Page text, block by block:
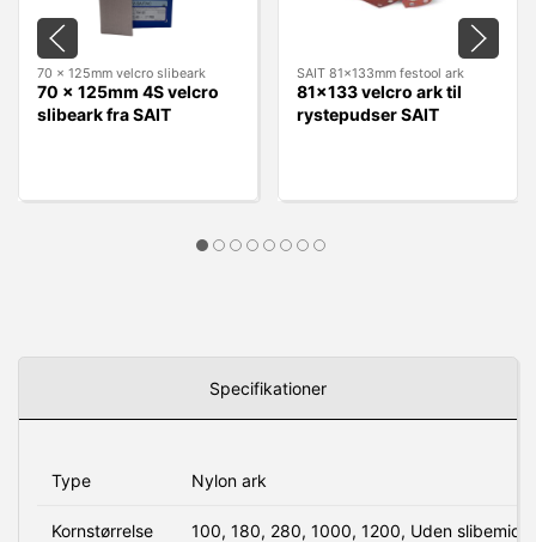
70 x 125mm velcro slibeark
70 x 125mm 4S velcro
slibeark fra SAIT
SAIT 81x133mm festool ark
81x133 velcro ark til
rystepudser SAIT
Specifikationer
Type Nylon ark
Kornstørrelse 100, 180, 280, 1000, 1200, Uden